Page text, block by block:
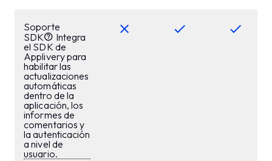
Soporte
SDK
Integra
el SDK de
Applivery para
habilitar las
actualizaciones
automáticas
dentro de la
aplicación, los
informes de
comentarios y
la autenticación
a nivel de
usuario.